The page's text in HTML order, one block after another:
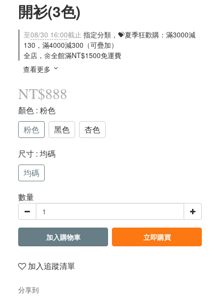
開衫(3色)
至08/30 16:00截止 指定分類，💝夏季狂歡購：滿3000減
130，滿4000減300（可疊加）
全店，🌼全館滿NT$1500免運費
查看更多
NT$888
顏色 : 粉色
粉色
黑色 杏色
尺寸 : 均碼
均碼
數量
加入購物車 立即購買
加入追蹤清單
分享到